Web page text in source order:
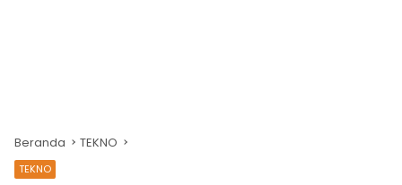
Beranda TEKNO
TEKNO